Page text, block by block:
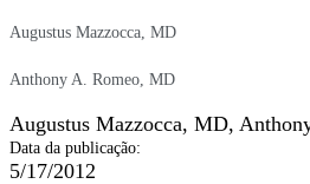
Augustus Mazzocca, MD
Anthony A. Romeo, MD
Augustus Mazzocca, MD,
Data da publicação:
5/17/2012